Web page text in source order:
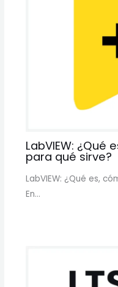
LabVIEW: ¿Qué
para qué sirve?
LabVIEW: ¿Qué es,
En…